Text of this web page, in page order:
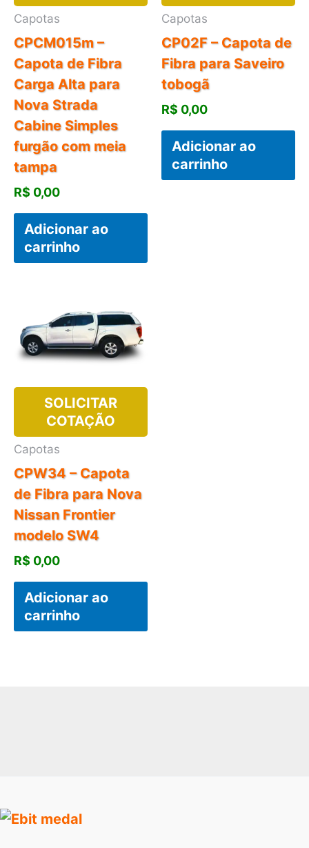
Capotas
CPCM015m –
Capota de Fibra
Carga Alta para
Nova Strada
Cabine Simples
furgão com meia
tampa
R$ 0,00
Adicionar ao
carrinho
Capotas
CP02F – Capota de
Fibra para Saveiro
tobogã
R$ 0,00
Adicionar ao
carrinho
SOLICITAR
COTAÇÃO
Capotas
CPW34 – Capota
de Fibra para Nova
Nissan Frontier
modelo SW4
R$ 0,00
Adicionar ao
carrinho